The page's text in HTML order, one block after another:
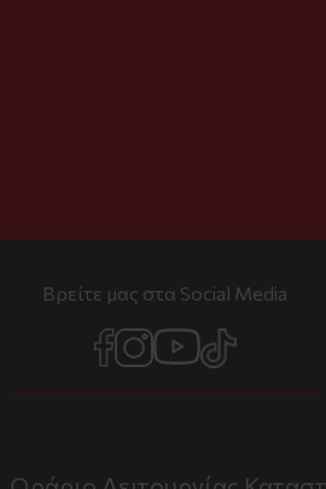
Βρείτε μας στα Social Media